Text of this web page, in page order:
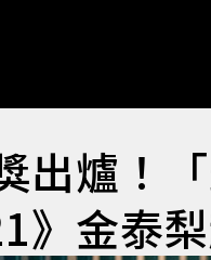
出爐！
金泰